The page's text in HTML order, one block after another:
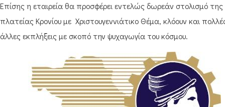
Επίσης η εταιρεία θα προσφέρει εντελώς δωρεάν στολισμό της
πλατείας Κρονίου με Χριστουγεννιάτικο Θέμα, κλόουν και
άλλες εκπλήξεις με σκοπό την ψυχαγωγία του κόσμου.